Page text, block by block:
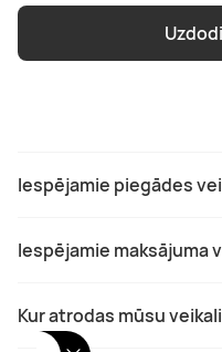
Iespējamie piegādes
Iespējamie maksājuma
Kur atrodas mūsu veikali